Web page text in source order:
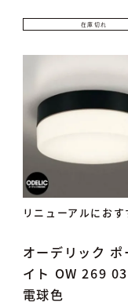
在庫切れ
リニューアルにおす
オーデリック ポ
イト OW 269
電球色